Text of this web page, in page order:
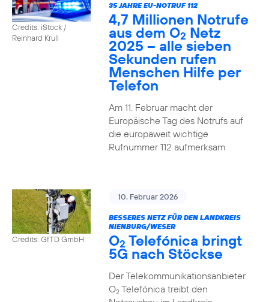
Credits: iStock /
Reinhard Krull
35 JAHRE EU-NOTRUF 112
4,7 Millionen Notrufe
aus dem O2 Netz
2025 – alle sieben
Sekunden rufen
Menschen Hilfe per
Telefon
Am 11. Februar macht der
Europäische Tag des Notrufs auf
die europaweit wichtige
Rufnummer 112 aufmerksam
Credits: GfTD GmbH
10. Februar 2026
BESSERES NETZ FÜR DEN LANDKREIS
NIENBURG/WESER
O2 Telefónica bringt
5G nach Stöckse
Der Telekommunikationsanbieter
O2Telefónica treibt den